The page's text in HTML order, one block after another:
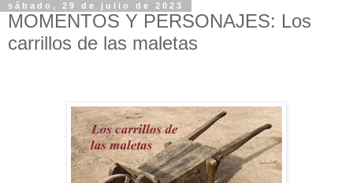
sábado, 29 de julio de 2023
MOMENTOS Y PERSONAJES: Los
carrillos de las maletas